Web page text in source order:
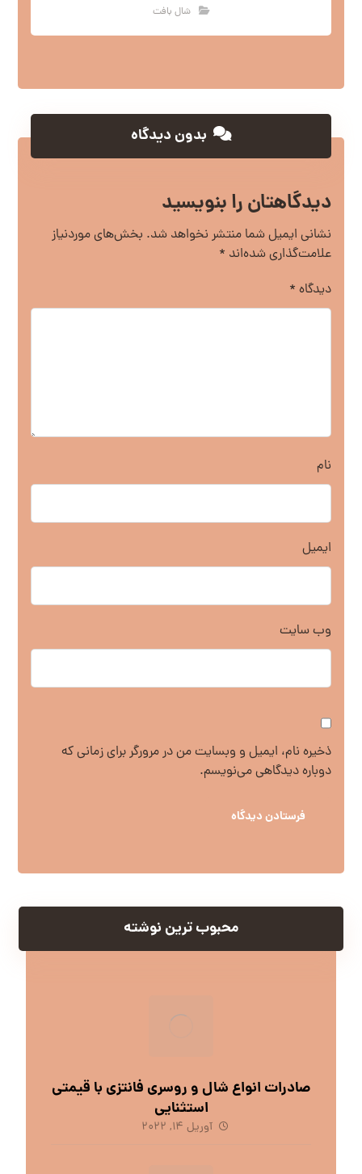
شال بافت
بدون دیدگاه
دیدگاهتان را بنویسید
نشانی ایمیل شما منتشر نخواهد شد. بخش‌های موردنیاز
علامت‌گذاری شده‌اند *
دیدگاه *
نام
ایمیل
وب‌ سایت
ذخیره نام، ایمیل و وبسایت من در مرورگر برای زمانی که
دوباره دیدگاهی می‌نویسم.
محبوب ترین نوشته
صادرات انواع شال و روسری فانتزی با قیمتی
استثنایی
آوریل 14, 2022